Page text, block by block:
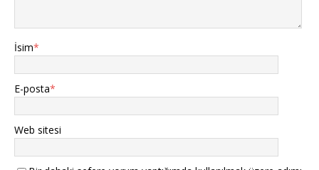
İsim*
E-posta*
Web sitesi